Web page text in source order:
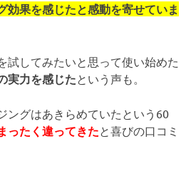
効果を感じたと感動を寄せていま
試してみたいと思って使い始めた
実力を感じたという声も。
ングはあきらめていたという60
ったく違ってきたと喜びの口コミ